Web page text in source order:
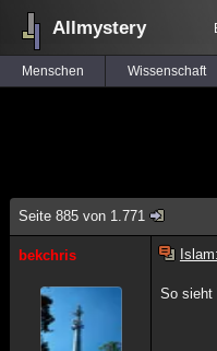
Allmystery
Menschen Wissenschaft
Seite 885 von 1.771
bekchris
So sieht